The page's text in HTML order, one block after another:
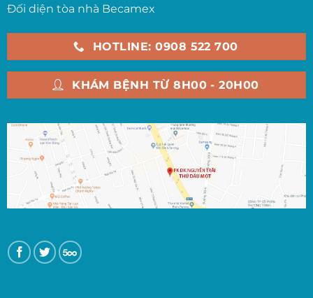
Đối diện tòa nhà Becamex
HOTLINE: 0908 522 700
KHÁM BỆNH TỪ 8H00 - 20H00